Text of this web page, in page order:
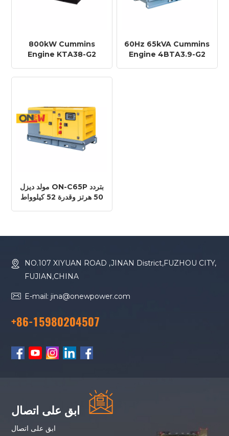
800kW Cummins
Engine KTA38-G2
60Hz
60Hz 65kVA Cummins
Engine 4BTA3.9-G2
مولد ديزل ON-C65P بتردد
50 هرتز وقدرة 52 كيلوواط
NO.107 XIYUAN ROAD ,JINAN District,FUZHOU CITY,
FUJIAN,CHINA
E-mail: jina@onewpower.com
+86-15980204507
ابق على اتصال
ابق على اتصال